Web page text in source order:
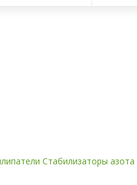
Стабилизаторы азота